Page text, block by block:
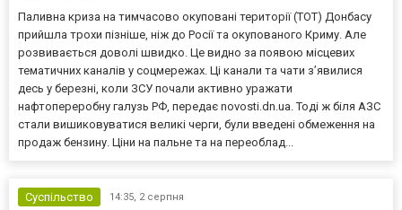
Паливна криза на тимчасово окуповані території (ТОТ) Донбасу
прийшла трохи пізніше, ніж до Росії та окупованого Криму. Але
розвивається доволі швидко. Це видно за появою місцевих
тематичних каналів у соцмережах. Ці канали та чати з’явилися
десь у березні, коли ЗСУ почали активно уражати
нафтопереробну галузь РФ, передає novosti.dn.ua. Тоді ж біля АЗС
стали вишиковуватися великі черги, були введені обмеження на
продаж бензину. Ціни на пальне та на переоблад...
Суспільство 14:35, 2 серпня